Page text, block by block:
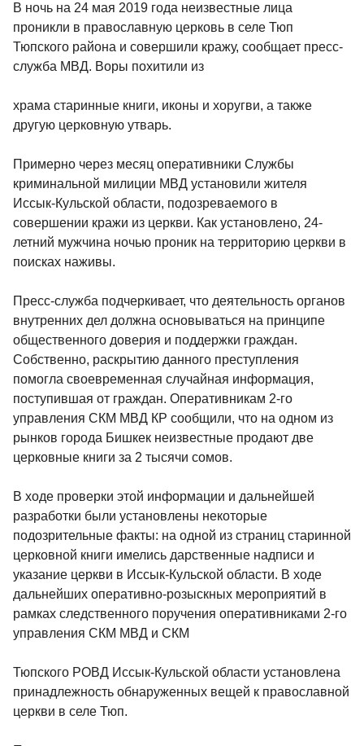
В ночь на 24 мая 2019 года неизвестные лица
проникли в православную церковь в селе Тюп
Тюпского района и совершили кражу, сообщает пресс-
служба МВД. Воры похитили из
храма старинные книги, иконы и хоругви, а также
другую церковную утварь.
Примерно через месяц оперативники Службы
криминальной милиции МВД установили жителя
Иссык-Кульской области, подозреваемого в
совершении кражи из церкви. Как установлено, 24-
летний мужчина ночью проник на территорию церкви в
поисках наживы.
Пресс-служба подчеркивает, что деятельность органов
внутренних дел должна основываться на принципе
общественного доверия и поддержки граждан.
Собственно, раскрытию данного преступления
помогла своевременная случайная информация,
поступившая от граждан. Оперативникам 2-го
управления СКМ МВД КР сообщили, что на одном из
рынков города Бишкек неизвестные продают две
церковные книги за 2 тысячи сомов.
В ходе проверки этой информации и дальнейшей
разработки были установлены некоторые
подозрительные факты: на одной из страниц старинной
церковной книги имелись дарственные надписи и
указание церкви в Иссык-Кульской области. В ходе
дальнейших оперативно-розыскных мероприятий в
рамках следственного поручения оперативниками 2-го
управления СКМ МВД и СКМ
Тюпского РОВД Иссык-Кульской области установлена
принадлежность обнаруженных вещей к православной
церкви в селе Тюп.